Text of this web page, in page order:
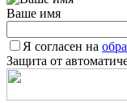
Ваше имя
Я согласен на
Защита от